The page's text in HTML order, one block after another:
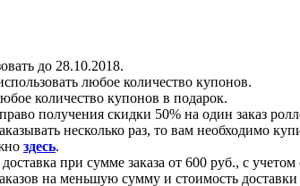
до 28.10.2018.
любое количество купонов.
количество купонов в подарок.
получения скидки 50% на один заказ
несколько раз, то вам необходимо
здесь.
при сумме заказа от 600 руб., с
на меньшую сумму и стоимость